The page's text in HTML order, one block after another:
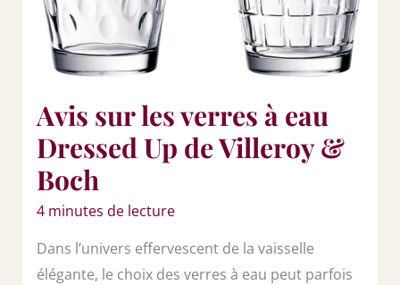
Avis sur les verres à eau
Dressed Up de Villeroy &
Boch
4 minutes de lecture
Dans l’univers effervescent de la vaisselle
élégante, le choix des verres à eau peut parfois